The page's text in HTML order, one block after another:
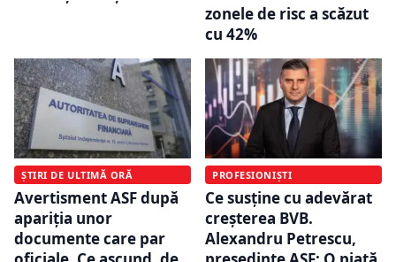
zonele de risc a scăzut
cu 42%
ȘTIRI DE ULTIMĂ ORĂ
Avertisment ASF după
apariția unor
documente care par
PROFESIONIȘTI
Ce susține cu adevărat
creșterea BVB.
Alexandru Petrescu,